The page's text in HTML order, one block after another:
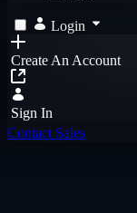
Login
Create An Account
Sign In
Contact Sales